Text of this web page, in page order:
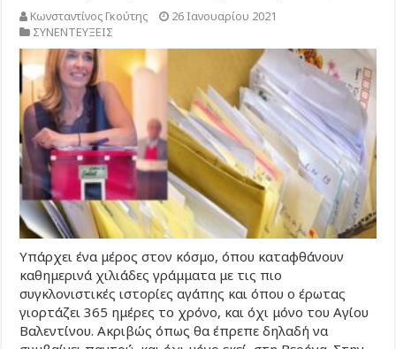
Κωνσταντίνος Γκούτης
26 Ιανουαρίου 2021
ΣΥΝΕΝΤΕΥΞΕΙΣ
Υπάρχει ένα μέρος στον κόσμο, όπου καταφθάνουν
καθημερινά χιλιάδες γράμματα με τις πιο
συγκλονιστικές ιστορίες αγάπης και όπου ο έρωτας
γιορτάζει 365 ημέρες το χρόνο, και όχι μόνο του Αγίου
Βαλεντίνου. Ακριβώς όπως θα έπρεπε δηλαδή να